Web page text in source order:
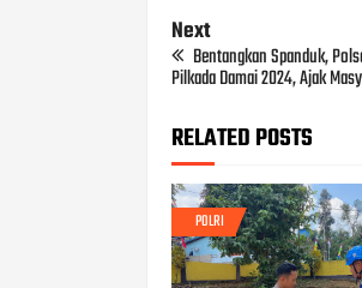
Next
Bentangkan Spanduk,
Pilkada Damai 2024, Ajak
RELATED POSTS
POLRI